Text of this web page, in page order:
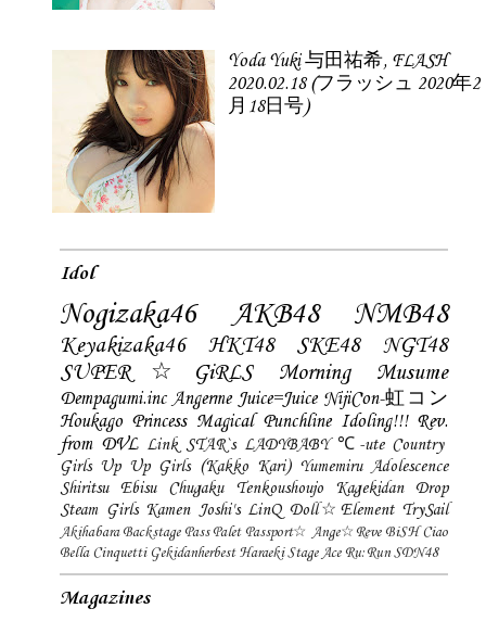
Yoda Yuki 与田祐希, FLASH
2020.02.18 (フラッシュ 2020年2
月18日号)
Idol
Nogizaka46 AKB48 NMB48
Keyakizaka46 HKT48 SKE48
NGT48
SUPER☆GiRLS
Morning Musume
Dempagumi.inc Angerme Juice=Juice NijiCon-虹コン
Houkago Princess Magical Punchline Idoling!!! Rev.
from DVL Link STAR`s LADYBABY ℃-ute Country
Girls Up Up Girls (Kakko Kari) Yumemiru Adolescence
Shiritsu Ebisu Chugaku
Tenkoushoujo Kagekidan
Drop
Steam Girls Kamen Joshi's LinQ Doll☆Element TrySail
Akihabara Backstage Pass Palet Passport☆ Ange☆Reve BiSH Ciao
Bella Cinquetti Gekidanherbest Haraeki Stage Ace Ru:Run SDN48
Magazines